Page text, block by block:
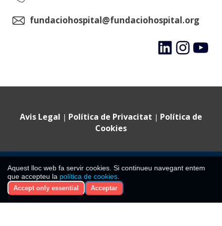
Comparteix aquest post
fundaciohospital@fundaciohospital.org
LinkedInInstagram
YouTube
Avis Legal | Política de Privacitat | Política de
Cookies
2024 Fundació Hospital Sant Jaume i Santa Magdalena ·
Tots els drets reservats
CIF: G08477788. Inscrita al Registre de Fundacions de la
Generalitat de Catalunya amb el núm. 397.
Aquest lloc web fa servir cookies. Si continueu navegant entem
que accepteu la política de cookies
Accept only essential Acceptar